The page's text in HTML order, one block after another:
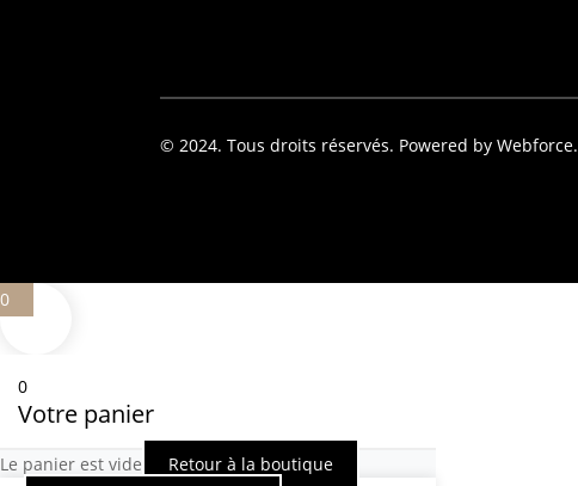
© 2024. Tous droits réservés. Powered by Webforce.
0
0
Votre panier
Le panier est vide Retour à la boutique